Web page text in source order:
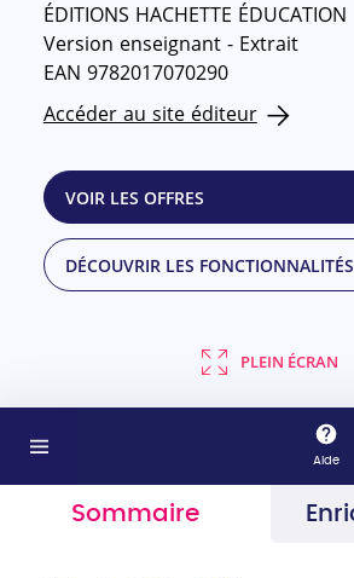
ÉDITIONS HACHETTE ÉDUCATION
Version enseignant - Extrait
EAN 9782017070290
Accéder au site éditeur
VOIR LES OFFRES
DÉCOUVRIR LES FONCTIONNALITÉS
PLEIN ÉCRAN